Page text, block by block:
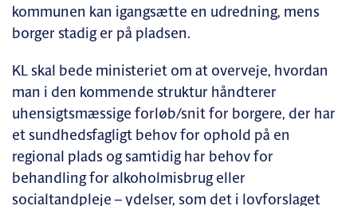
kommunen kan igangsætte en udredning, mens
borger stadig er på pladsen.
KL skal bede ministeriet om at overveje, hvordan
man i den kommende struktur håndterer
uhensigtsmæssige forløb/snit for borgere, der har
et sundhedsfagligt behov for ophold på en
regional plads og samtidig har behov for
behandling for alkoholmisbrug eller
socialtandpleje – ydelser, som det i lovforslaget